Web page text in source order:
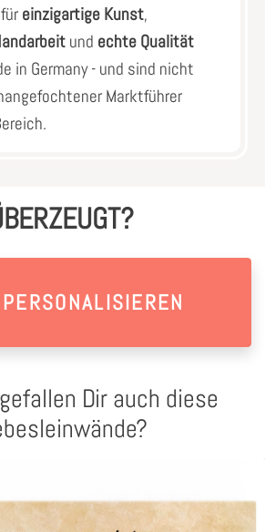
einzigartige Kunst,
und echte Qualität
in Germany - und sind nicht
Marktführer
Dir auch diese